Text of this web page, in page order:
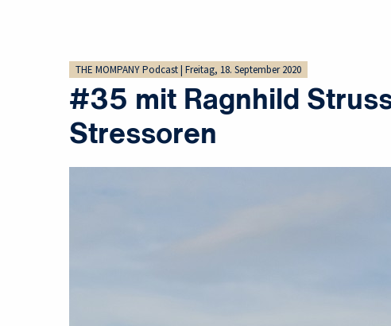
THE MOMPANY Podcast | Freitag, 18. September 2020
#35 mit Ragnhild
Stressoren